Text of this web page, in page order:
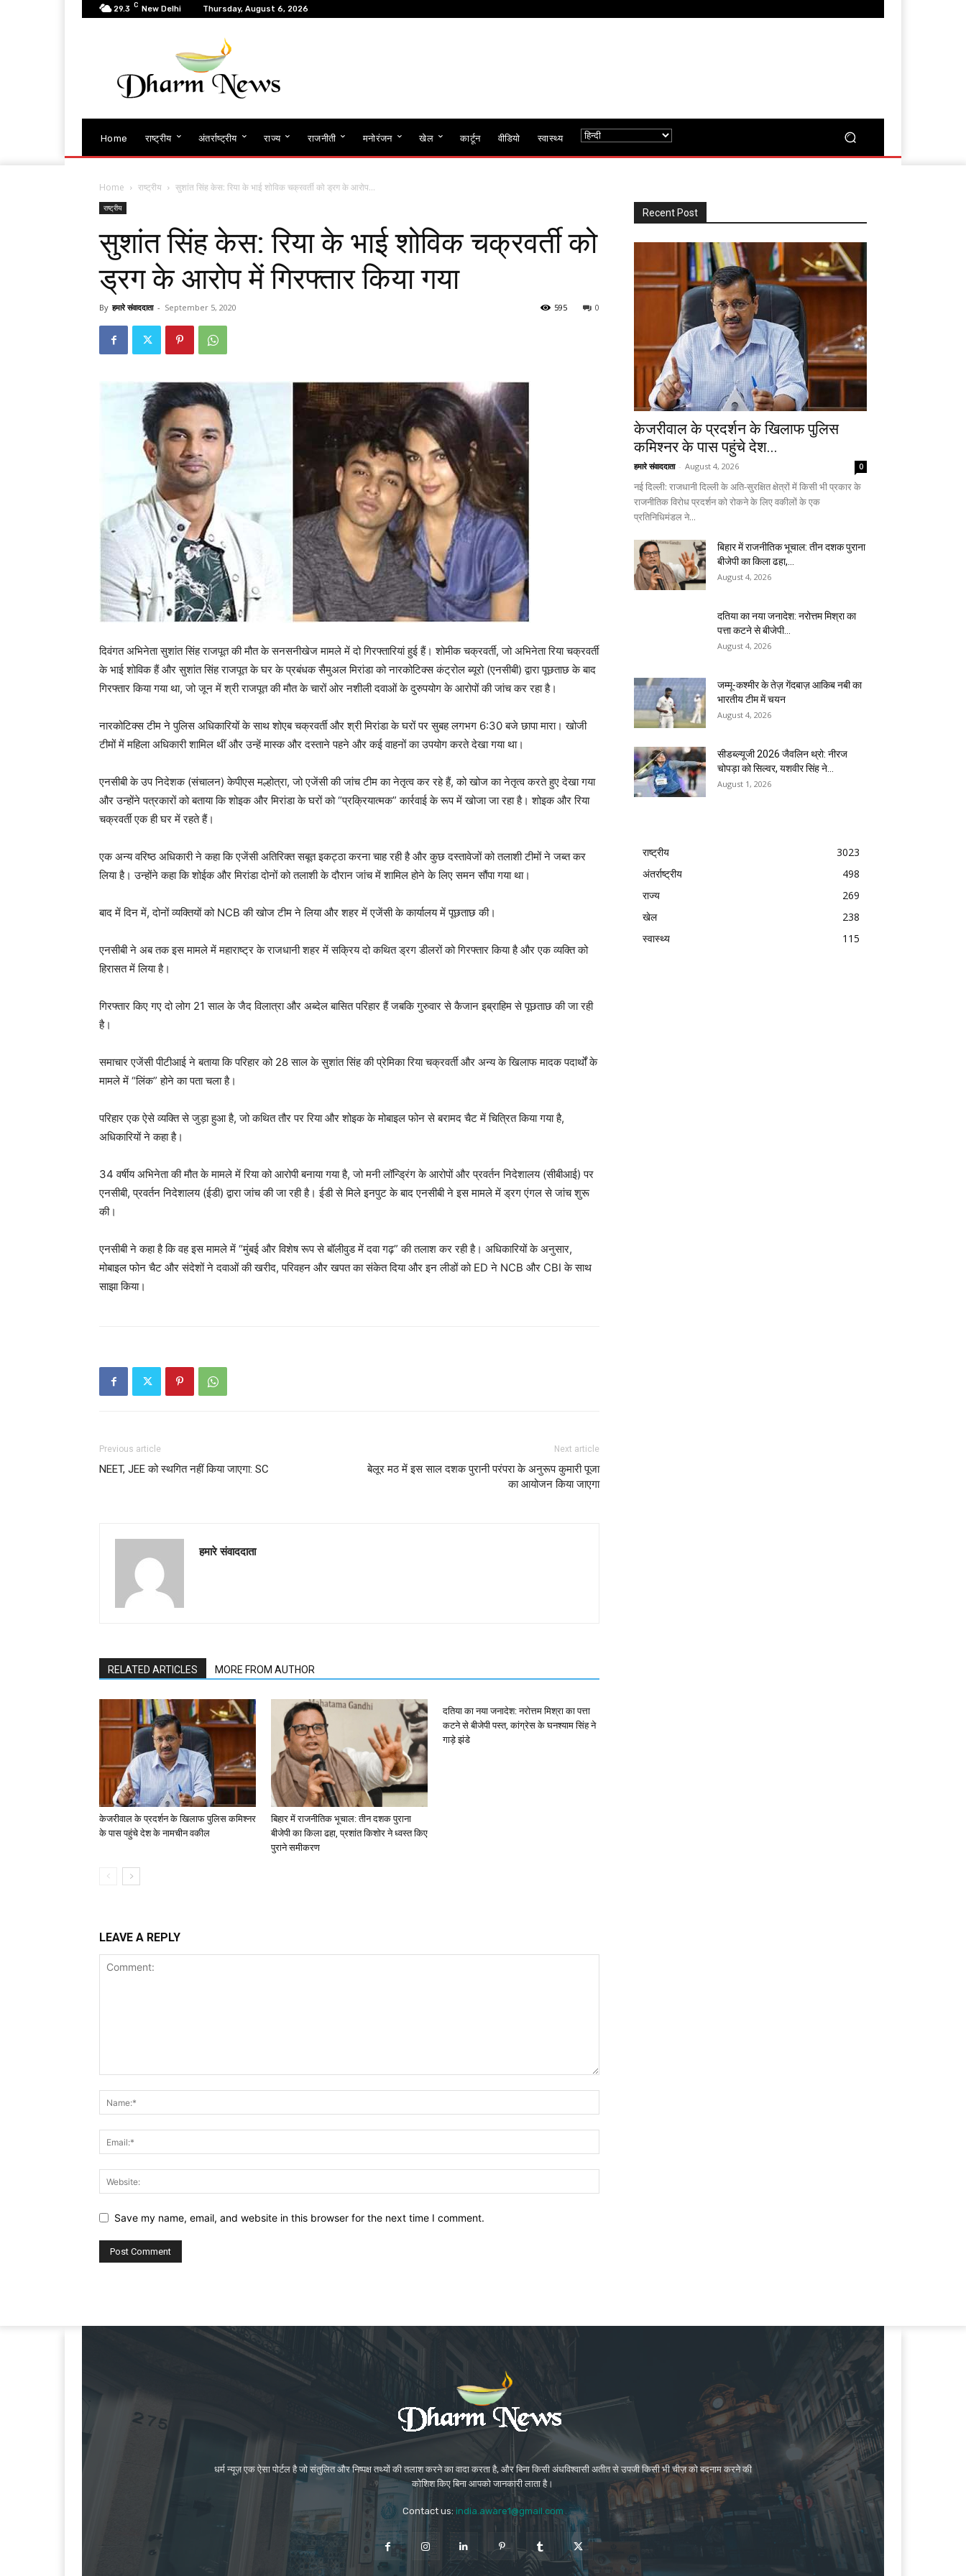
29.3 C New Delhi Thursday, August 6, 2026
Home राष्ट्रीय अंतर्राष्ट्रीय राज्य राजनीती मनोरंजन खेल कार्टून वीडियो स्वास्थ्य
Home राष्ट्रीय सुशांत सिंह केस: रिया के भाई शोविक चक्रवर्ती को ड्रग के आरोप...
राष्ट्रीय
सुशांत सिंह केस: रिया के भाई शोविक चक्रवर्ती को
ड्रग के आरोप में गिरफ्तार किया गया
By हमारे संवाददाता - September 5, 2020 0
595
दिवंगत अभिनेता सुशांत सिंह राजपूत की मौत के सनसनीखेज मामले में दो गिरफ्तारियां हुई हैं। शोमीक चक्रवर्ती, जो अभिनेता रिया चक्रवर्ती
के भाई शोविक हैं और सुशांत सिंह राजपूत के घर के प्रबंधक सैमुअल मिरांडा को नारकोटिक्स कंट्रोल ब्यूरो (एनसीबी) द्वारा पूछताछ के बाद
गिरफ्तार किया गया था, जो जून में श्री राजपूत की मौत के चारों ओर नशीली दवाओं के दुरुपयोग के आरोपों की जांच कर रहा है।
नारकोटिक्स टीम ने पुलिस अधिकारियों के साथ शोएब चक्रवर्ती और श्री मिरांडा के घरों पर सुबह लगभग 6:30 बजे छापा मारा। खोजी
टीमों में महिला अधिकारी शामिल थीं और उन्हें मास्क और दस्ताने पहने और कई वाहनों का उपयोग करते देखा गया था।
एनसीबी के उप निदेशक (संचालन) केपीएस मल्होत्रा, जो एजेंसी की जांच टीम का नेतृत्व कर रहे हैं, को खोज का नेतृत्व करते हुए देखा गया
और उन्होंने पत्रकारों को बताया कि शोइक और मिरांडा के घरों को “प्रक्रियात्मक” कार्रवाई के रूप में खोजा जा रहा है। शोइक और रिया
चक्रवर्ती एक ही घर में रहते हैं।
एक अन्य वरिष्ठ अधिकारी ने कहा कि एजेंसी अतिरिक्त सबूत इकट्ठा करना चाह रही है और कुछ दस्तावेजों को तलाशी टीमों ने जब्त कर
लिया है। उन्होंने कहा कि शोईक और मिरांडा दोनों को तलाशी के दौरान जांच में शामिल होने के लिए समन सौंपा गया था।
बाद में दिन में, दोनों व्यक्तियों को NCB की खोज टीम ने लिया और शहर में एजेंसी के कार्यालय में पूछताछ की।
एनसीबी ने अब तक इस मामले में महाराष्ट्र के राजधानी शहर में सक्रिय दो कथित ड्रग डीलरों को गिरफ्तार किया है और एक व्यक्ति को
हिरासत में लिया है।
गिरफ्तार किए गए दो लोग 21 साल के जैद विलात्रा और अब्देल बासित परिहार हैं जबकि गुरुवार से कैजान इब्राहिम से पूछताछ की जा रही
है।
समाचार एजेंसी पीटीआई ने बताया कि परिहार को 28 साल के सुशांत सिंह की प्रेमिका रिया चक्रवर्ती और अन्य के खिलाफ मादक पदार्थों के
मामले में “लिंक” होने का पता चला है।
परिहार एक ऐसे व्यक्ति से जुड़ा हुआ है, जो कथित तौर पर रिया और शोइक के मोबाइल फोन से बरामद चैट में चित्रित किया गया है,
अधिकारियों ने कहा है।
34 वर्षीय अभिनेता की मौत के मामले में रिया को आरोपी बनाया गया है, जो मनी लॉन्ड्रिंग के आरोपों और प्रवर्तन निदेशालय (सीबीआई) पर
एनसीबी, प्रवर्तन निदेशालय (ईडी) द्वारा जांच की जा रही है। ईडी से मिले इनपुट के बाद एनसीबी ने इस मामले में ड्रग एंगल से जांच शुरू
की।
एनसीबी ने कहा है कि वह इस मामले में “मुंबई और विशेष रूप से बॉलीवुड में दवा गढ़” की तलाश कर रही है। अधिकारियों के अनुसार,
मोबाइल फोन चैट और संदेशों ने दवाओं की खरीद, परिवहन और खपत का संकेत दिया और इन लीडों को ED ने NCB और CBI के साथ
साझा किया।
Previous article
NEET, JEE को स्थगित नहीं किया जाएगा: SC
Next article
बेलूर मठ में इस साल दशक पुरानी परंपरा के अनुरूप कुमारी पूजा
का आयोजन किया जाएगा
हमारे संवाददाता
RELATED ARTICLES MORE FROM AUTHOR
केजरीवाल के प्रदर्शन के खिलाफ पुलिस कमिश्नर
के पास पहुंचे देश के नामचीन वकील
बिहार में राजनीतिक भूचाल: तीन दशक पुराना
बीजेपी का किला ढहा, प्रशांत किशोर ने ध्वस्त किए
पुराने समीकरण
दतिया का नया जनादेश: नरोत्तम मिश्रा का पत्ता
कटने से बीजेपी पस्त, कांग्रेस के घनश्याम सिंह ने
गाड़े झंडे
LEAVE A REPLY
Save my name, email, and website in this browser for the next time I comment.
Recent Post
केजरीवाल के प्रदर्शन के खिलाफ पुलिस
कमिश्नर के पास पहुंचे देश...
हमारे संवाददाता - August 4, 2026 0
नई दिल्ली: राजधानी दिल्ली के अति-सुरक्षित क्षेत्रों में किसी भी प्रकार के
राजनीतिक विरोध प्रदर्शन को रोकने के लिए वकीलों के एक
प्रतिनिधिमंडल ने...
बिहार में राजनीतिक भूचाल: तीन दशक पुराना
बीजेपी का किला ढहा,...
August 4, 2026
दतिया का नया जनादेश: नरोत्तम मिश्रा का
पत्ता कटने से बीजेपी...
August 4, 2026
जम्मू-कश्मीर के तेज़ गेंदबाज़ आकिब नबी का
भारतीय टीम में चयन
August 4, 2026
सीडब्ल्यूजी 2026 जैवलिन थ्रो: नीरज
चोपड़ा को सिल्वर, यशवीर सिंह ने...
August 1, 2026
राष्ट्रीय
3023
अंतर्राष्ट्रीय
498
राज्य
269
खेल
238
स्वास्थ्य
115
धर्म न्यूज़ एक ऐसा पोर्टल है जो संतुलित और निष्पक्ष तथ्यों की तलाश करने का वादा करता है, और बिना किसी अंधविश्वासी अतीत से उपजी किसी भी चीज़ को बदनाम करने की
कोशिश किए बिना आपको जानकारी लाता है।
Contact us: india.aware1@gmail.com